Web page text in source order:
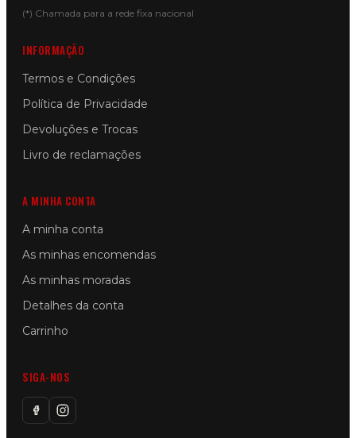
(*) Chamada para a rede fixa nacional
INFORMAÇÃO
Termos e Condições
Política de Privacidade
Devoluções e Trocas
Livro de reclamações
A MINHA CONTA
A minha conta
As minhas encomendas
As minhas moradas
Detalhes da conta
Carrinho
SIGA-NOS